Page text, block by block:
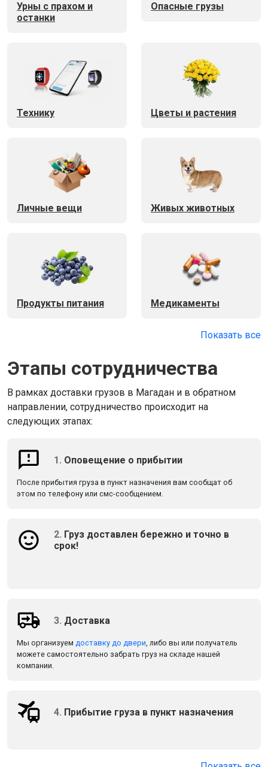
Урны с прахом и
останки
Опасные грузы
Технику Цветы и растения
Личные вещи Живых животных
Продукты питания Медикаменты
Показать все
Этапы сотрудничества
В рамках доставки грузов в Магадан и в обратном
направлении, сотрудничество происходит на
следующих этапах:
1. Оповещение о прибытии
После прибытия груза в пункт назначения вам сообщат об
этом по телефону или смс-сообщением.
2. Груз доставлен бережно и точно в
срок!
3. Доставка
Мы организуем доставку до двери, либо вы или получатель
можете самостоятельно забрать груз на складе нашей
компании.
4. Прибытие груза в пункт назначения